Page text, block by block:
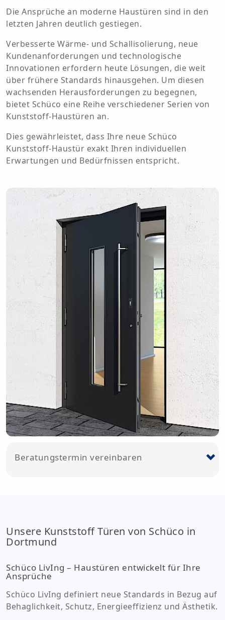
Die Ansprüche an moderne Haustüren sind in den
letzten Jahren deutlich gestiegen.
Verbesserte Wärme- und Schallisolierung, neue
Kundenanforderungen und technologische
Innovationen erfordern heute Lösungen, die weit
über frühere Standards hinausgehen. Um diesen
wachsenden Herausforderungen zu begegnen,
bietet Schüco eine Reihe verschiedener Serien von
Kunststoff-Haustüren an.
Dies gewährleistet, dass Ihre neue Schüco
Kunststoff-Haustür exakt Ihren individuellen
Erwartungen und Bedürfnissen entspricht.
Beratungstermin vereinbaren
*
Unsere Kunststoff Türen von Schüco in
Dortmund
Schüco LivIng – Haustüren entwickelt für Ihre
Ansprüche
Schüco LivIng definiert neue Standards in Bezug auf
Behaglichkeit, Schutz, Energieeffizienz und Ästhetik.